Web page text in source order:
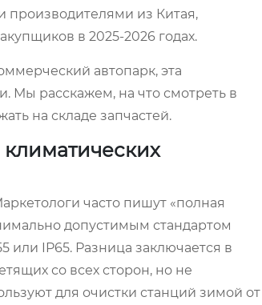
производителями из Китая,
в 2025-2026 годах.
автопарк, эта
Мы расскажем, на что смотреть в
на складе запчастей.
климатических
часто пишут «полная
допустимым стандартом
или IP65. Разница заключается в
со всех сторон, но не
для очистки станций зимой от